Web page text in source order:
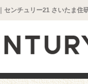
センチュリー21 さいたま住